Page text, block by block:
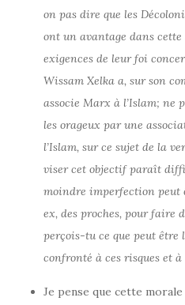
on pas dire que les
ont un avantage dans
exigences de leur foi
Wissam Xelka a, sur son
associe Marx à l’Islam;
les orageux par une
l’Islam, sur ce sujet de la
viser cet objectif paraît
moindre imperfection peut
ex, des proches, pour faire
perçois-tu ce que peut
confronté à ces risques et à
Je pense que cette